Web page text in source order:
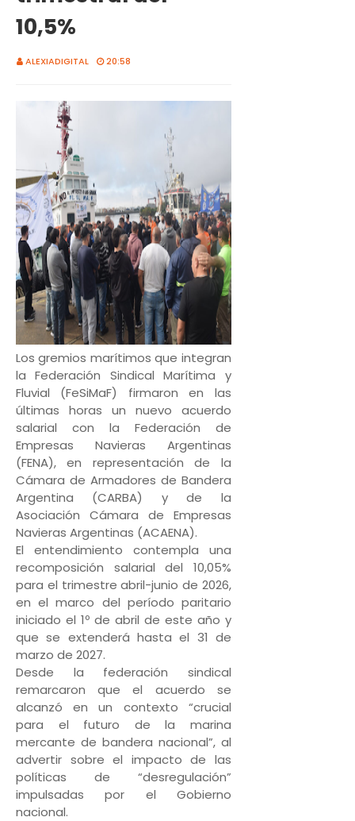
10,5%
ALEXIADIGITAL 20:58
Los gremios marítimos que integran
la Federación Sindical Marítima y
Fluvial (FeSiMaF) firmaron en las
últimas horas un nuevo acuerdo
salarial con la Federación de
Empresas Navieras Argentinas
(FENA), en representación de la
Cámara de Armadores de Bandera
Argentina (CARBA) y de la
Asociación Cámara de Empresas
Navieras Argentinas (ACAENA).
El entendimiento contempla una
recomposición salarial del 10,05%
para el trimestre abril-junio de 2026,
en el marco del período paritario
iniciado el 1º de abril de este año y
que se extenderá hasta el 31 de
marzo de 2027.
Desde la federación sindical
remarcaron que el acuerdo se
alcanzó en un contexto “crucial
para el futuro de la marina
mercante de bandera nacional”, al
advertir sobre el impacto de las
políticas de “desregulación”
impulsadas por el Gobierno
nacional.